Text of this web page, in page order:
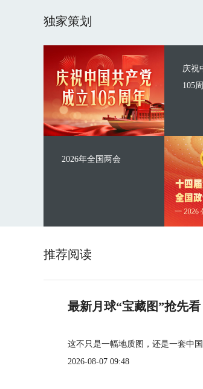
独家策划
庆祝
105
2026年全国两会
推荐阅读
最新月球“宝藏图”抢先看
这不只是一幅地质图，还是一套中国
2026-08-07 09:48